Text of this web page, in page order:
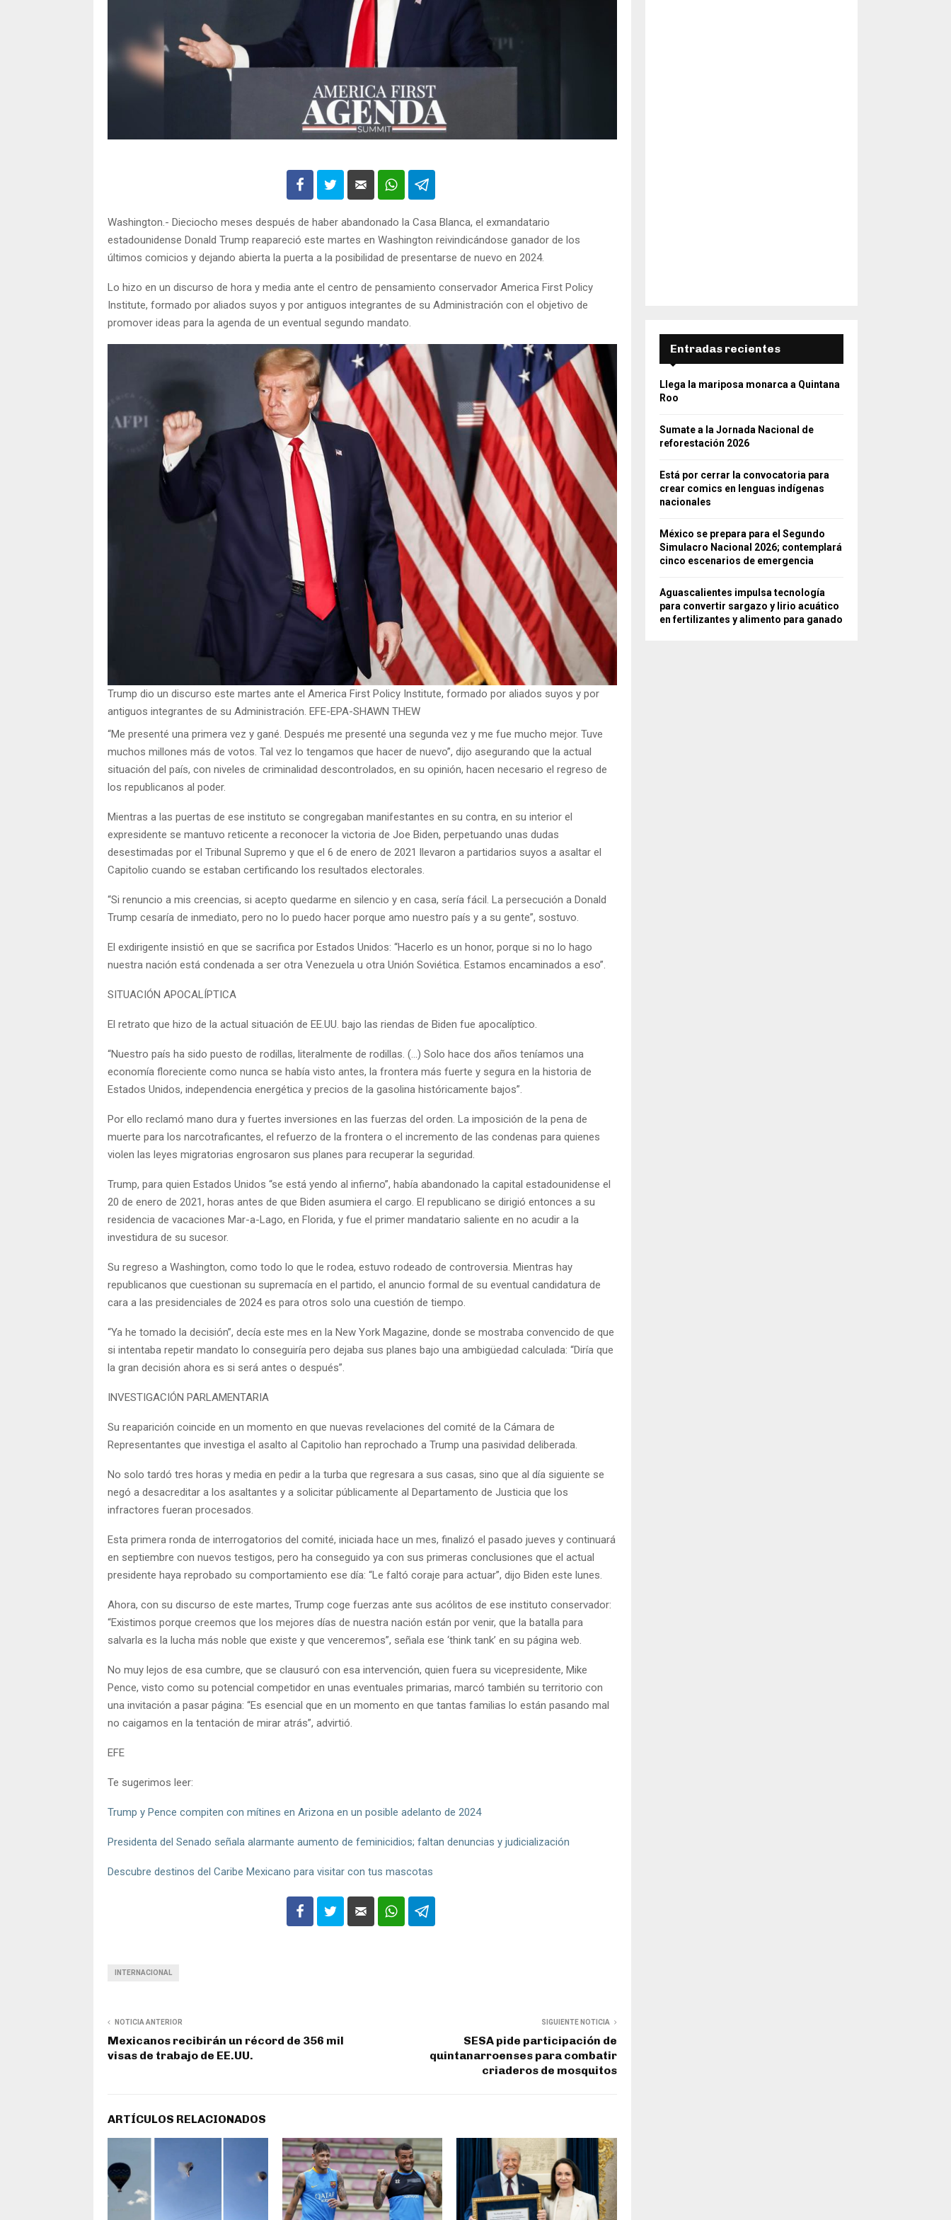
Washington.- Dieciocho meses después de haber abandonado la Casa Blanca, el exmandatario
estadounidense Donald Trump reapareció este martes en Washington reivindicándose ganador de los
últimos comicios y dejando abierta la puerta a la posibilidad de presentarse de nuevo en 2024.
Lo hizo en un discurso de hora y media ante el centro de pensamiento conservador America First Policy
Institute, formado por aliados suyos y por antiguos integrantes de su Administración con el objetivo de
promover ideas para la agenda de un eventual segundo mandato.
Trump dio un discurso este martes ante el America First Policy Institute, formado por aliados suyos y por
antiguos integrantes de su Administración. EFE-EPA-SHAWN THEW
“Me presenté una primera vez y gané. Después me presenté una segunda vez y me fue mucho mejor. Tuve
muchos millones más de votos. Tal vez lo tengamos que hacer de nuevo”, dijo asegurando que la actual
situación del país, con niveles de criminalidad descontrolados, en su opinión, hacen necesario el regreso de
los republicanos al poder.
Mientras a las puertas de ese instituto se congregaban manifestantes en su contra, en su interior el
expresidente se mantuvo reticente a reconocer la victoria de Joe Biden, perpetuando unas dudas
desestimadas por el Tribunal Supremo y que el 6 de enero de 2021 llevaron a partidarios suyos a asaltar el
Capitolio cuando se estaban certificando los resultados electorales.
“Si renuncio a mis creencias, si acepto quedarme en silencio y en casa, sería fácil. La persecución a Donald
Trump cesaría de inmediato, pero no lo puedo hacer porque amo nuestro país y a su gente”, sostuvo.
El exdirigente insistió en que se sacrifica por Estados Unidos: “Hacerlo es un honor, porque si no lo hago
nuestra nación está condenada a ser otra Venezuela u otra Unión Soviética. Estamos encaminados a eso”.
SITUACIÓN APOCALÍPTICA
El retrato que hizo de la actual situación de EE.UU. bajo las riendas de Biden fue apocalíptico.
“Nuestro país ha sido puesto de rodillas, literalmente de rodillas. (…) Solo hace dos años teníamos una
economía floreciente como nunca se había visto antes, la frontera más fuerte y segura en la historia de
Estados Unidos, independencia energética y precios de la gasolina históricamente bajos”.
Por ello reclamó mano dura y fuertes inversiones en las fuerzas del orden. La imposición de la pena de
muerte para los narcotraficantes, el refuerzo de la frontera o el incremento de las condenas para quienes
violen las leyes migratorias engrosaron sus planes para recuperar la seguridad.
Trump, para quien Estados Unidos “se está yendo al infierno”, había abandonado la capital estadounidense el
20 de enero de 2021, horas antes de que Biden asumiera el cargo. El republicano se dirigió entonces a su
residencia de vacaciones Mar-a-Lago, en Florida, y fue el primer mandatario saliente en no acudir a la
investidura de su sucesor.
Su regreso a Washington, como todo lo que le rodea, estuvo rodeado de controversia. Mientras hay
republicanos que cuestionan su supremacía en el partido, el anuncio formal de su eventual candidatura de
cara a las presidenciales de 2024 es para otros solo una cuestión de tiempo.
“Ya he tomado la decisión”, decía este mes en la New York Magazine, donde se mostraba convencido de que
si intentaba repetir mandato lo conseguiría pero dejaba sus planes bajo una ambigüedad calculada: “Diría que
la gran decisión ahora es si será antes o después”.
INVESTIGACIÓN PARLAMENTARIA
Su reaparición coincide en un momento en que nuevas revelaciones del comité de la Cámara de
Representantes que investiga el asalto al Capitolio han reprochado a Trump una pasividad deliberada.
No solo tardó tres horas y media en pedir a la turba que regresara a sus casas, sino que al día siguiente se
negó a desacreditar a los asaltantes y a solicitar públicamente al Departamento de Justicia que los
infractores fueran procesados.
Esta primera ronda de interrogatorios del comité, iniciada hace un mes, finalizó el pasado jueves y continuará
en septiembre con nuevos testigos, pero ha conseguido ya con sus primeras conclusiones que el actual
presidente haya reprobado su comportamiento ese día: “Le faltó coraje para actuar”, dijo Biden este lunes.
Ahora, con su discurso de este martes, Trump coge fuerzas ante sus acólitos de ese instituto conservador:
“Existimos porque creemos que los mejores días de nuestra nación están por venir, que la batalla para
salvarla es la lucha más noble que existe y que venceremos”, señala ese ‘think tank’ en su página web.
No muy lejos de esa cumbre, que se clausuró con esa intervención, quien fuera su vicepresidente, Mike
Pence, visto como su potencial competidor en unas eventuales primarias, marcó también su territorio con
una invitación a pasar página: “Es esencial que en un momento en que tantas familias lo están pasando mal
no caigamos en la tentación de mirar atrás”, advirtió.
EFE
Te sugerimos leer:
Trump y Pence compiten con mítines en Arizona en un posible adelanto de 2024
Presidenta del Senado señala alarmante aumento de feminicidios; faltan denuncias y judicialización
Descubre destinos del Caribe Mexicano para visitar con tus mascotas
INTERNACIONAL
NOTICIA ANTERIOR
Mexicanos recibirán un récord de 356 mil
visas de trabajo de EE.UU.
SIGUIENTE NOTICIA
SESA pide participación de
quintanarroenses para combatir
criaderos de mosquitos
ARTÍCULOS RELACIONADOS
Entradas recientes
Llega la mariposa monarca a Quintana
Roo
Sumate a la Jornada Nacional de
reforestación 2026
Está por cerrar la convocatoria para
crear comics en lenguas indígenas
nacionales
México se prepara para el Segundo
Simulacro Nacional 2026; contemplará
cinco escenarios de emergencia
Aguascalientes impulsa tecnología
para convertir sargazo y lirio acuático
en fertilizantes y alimento para ganado